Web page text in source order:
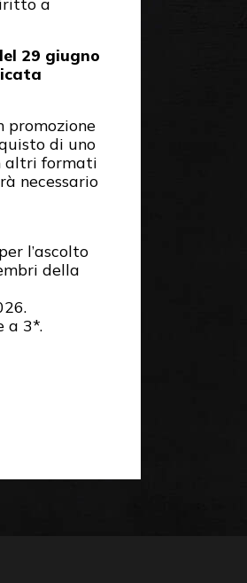
a
29 giugno
promozione
di uno
altri formati
necessario
l’ascolto
della
a 3*.